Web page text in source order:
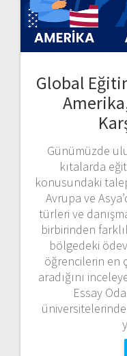
Global
Günümüzde
kıtalarda
konusundaki
Avrupa ve
türleri ve
birbirinden
bölgedeki
öğrencilerin en
aradığını
Essay